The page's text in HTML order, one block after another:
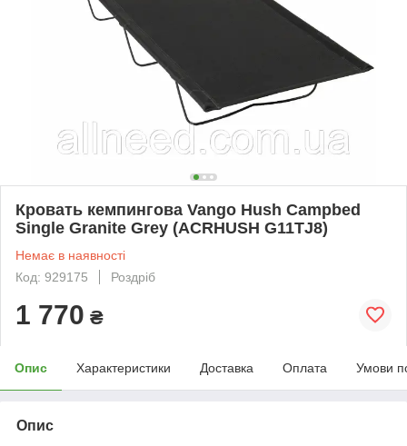
Кровать кемпингова Vango Hush Campbed
Single Granite Grey (ACRHUSH G11TJ8)
Немає в наявності
Код: 929175
Роздріб
1 770 ₴
Опис Характеристики Доставка Оплата Умови
Опис